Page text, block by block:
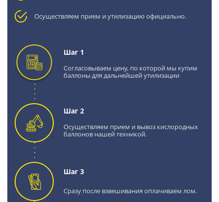
Осуществляем прием и утилизацию официально.
Шаг 1
Согласовываем цену, по которой мы купим
баллоны для дальнейшей утилизации
Шаг 2
Осуществляем прием и вывоз кислородных
баллонов нашей техникой.
Шаг 3
Сразу после взвешивания оплачиваем лом.